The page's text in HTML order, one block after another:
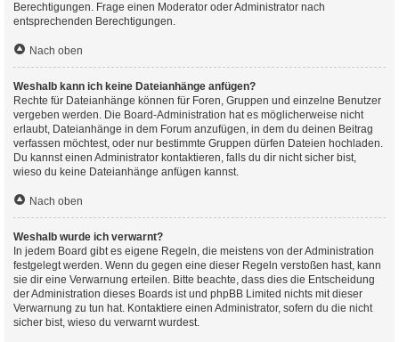
Berechtigungen. Frage einen Moderator oder Administrator nach
entsprechenden Berechtigungen.
Nach oben
Weshalb kann ich keine Dateianhänge anfügen?
Rechte für Dateianhänge können für Foren, Gruppen und einzelne Benutzer
vergeben werden. Die Board-Administration hat es möglicherweise nicht
erlaubt, Dateianhänge in dem Forum anzufügen, in dem du deinen Beitrag
verfassen möchtest, oder nur bestimmte Gruppen dürfen Dateien hochladen.
Du kannst einen Administrator kontaktieren, falls du dir nicht sicher bist,
wieso du keine Dateianhänge anfügen kannst.
Nach oben
Weshalb wurde ich verwarnt?
In jedem Board gibt es eigene Regeln, die meistens von der Administration
festgelegt werden. Wenn du gegen eine dieser Regeln verstoßen hast, kann
sie dir eine Verwarnung erteilen. Bitte beachte, dass dies die Entscheidung
der Administration dieses Boards ist und phpBB Limited nichts mit dieser
Verwarnung zu tun hat. Kontaktiere einen Administrator, sofern du die nicht
sicher bist, wieso du verwarnt wurdest.